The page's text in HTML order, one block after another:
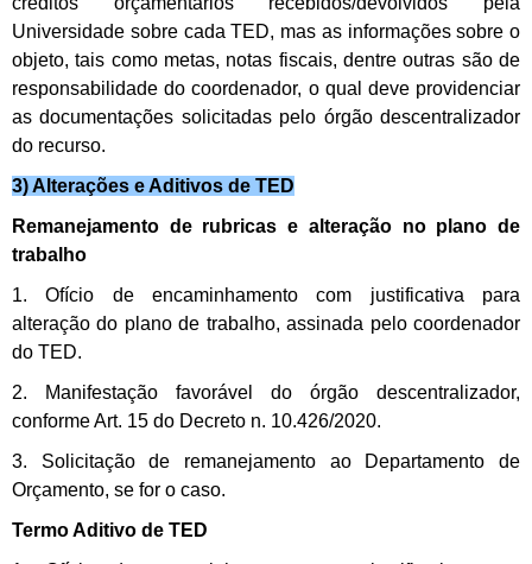
Universidade sobre cada TED, mas as informações sobre o
objeto, tais como metas, notas fiscais, dentre outras são de
responsabilidade do coordenador, o qual deve providenciar
as documentações solicitadas pelo órgão descentralizador
do recurso.
3) Alterações e Aditivos de TED
Remanejamento de rubricas e alteração no plano de
trabalho
1. Ofício de encaminhamento com justificativa para
alteração do plano de trabalho, assinada pelo coordenador
do TED.
2. Manifestação favorável do órgão descentralizador,
conforme Art. 15 do Decreto n. 10.426/2020.
3. Solicitação de remanejamento ao Departamento de
Orçamento, se for o caso.
Termo Aditivo de TED